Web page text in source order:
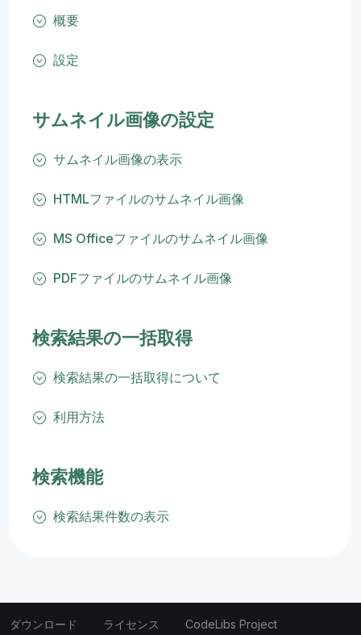
概要
設定
サムネイル画像の設定
サムネイル画像の表示
HTMLファイルのサムネイル画像
MS Officeファイルのサムネイル画像
PDFファイルのサムネイル画像
検索結果の一括取得
検索結果の一括取得について
利用方法
検索機能
検索結果件数の表示
ダウンロード ライセンス CodeLibs Project